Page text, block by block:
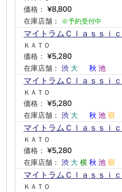
価格： ¥8,800
在庫店舗：
※予約受付中
マイトラムＣｌａｓｓｉ
ＫＡＴＯ
価格： ¥5,280
在庫店舗： 渋 大 秋 池
マイトラムＣｌａｓｓｉ
ＫＡＴＯ
価格： ¥5,280
在庫店舗： 渋 大 秋 池 宿
マイトラムＣｌａｓｓｉ
ＫＡＴＯ
価格： ¥5,280
在庫店舗： 渋 大 横 秋 池 宿
マイトラムＣｌａｓｓｉ
ＫＡＴＯ